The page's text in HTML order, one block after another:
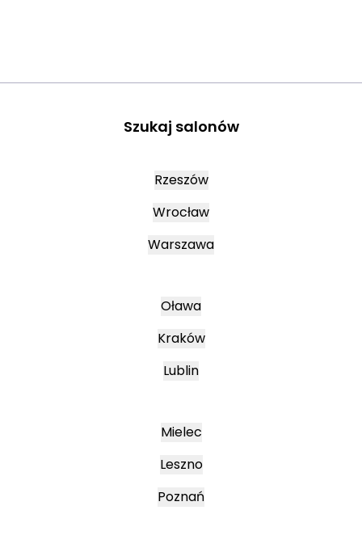
Szukaj salonów
Rzeszów
Wrocław
Warszawa
Oława
Kraków
Lublin
Mielec
Leszno
Poznań